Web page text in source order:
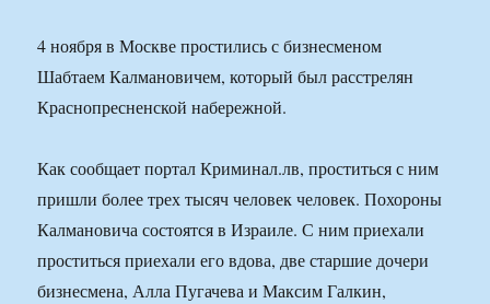
4 ноября в Москве простились с бизнесменом
Шабтаем Калмановичем, который был расстрелян
Краснопресненской набережной.
Как сообщает портал Криминал.лв, проститься с ним
пришли более трех тысяч человек человек. Похороны
Калмановича состоятся в Израиле. С ним приехали
проститься приехали его вдова, две старшие дочери
бизнесмена, Алла Пугачева и Максим Галкин,